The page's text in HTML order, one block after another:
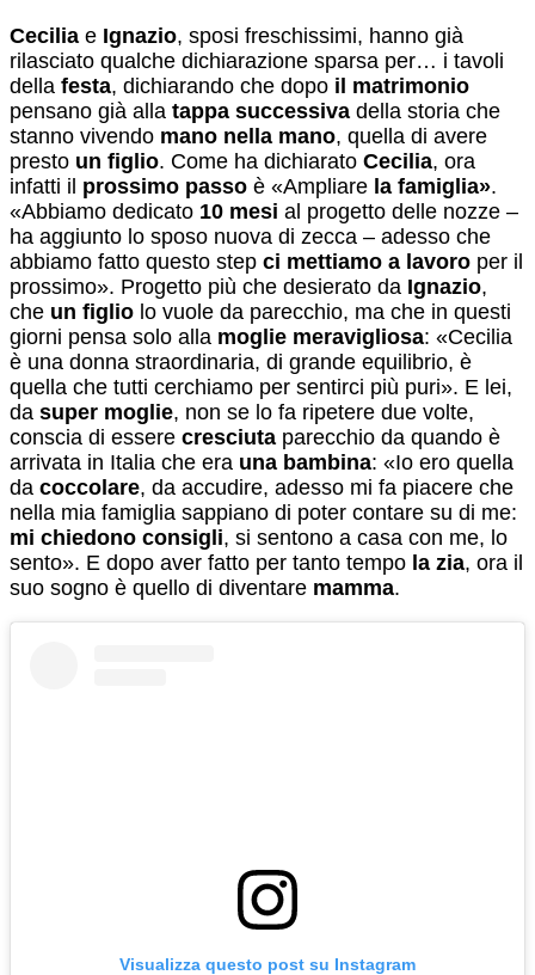
Cecilia e Ignazio, sposi freschissimi, hanno già
rilasciato qualche dichiarazione sparsa per… i tavoli
della festa, dichiarando che dopo il matrimonio
pensano già alla tappa successiva della storia che
stanno vivendo mano nella mano, quella di avere
presto un figlio. Come ha dichiarato Cecilia, ora
infatti il prossimo passo è «Ampliare la famiglia».
«Abbiamo dedicato 10 mesi al progetto delle nozze –
ha aggiunto lo sposo nuova di zecca – adesso che
abbiamo fatto questo step ci mettiamo a lavoro per il
prossimo». Progetto più che desierato da Ignazio,
che un figlio lo vuole da parecchio, ma che in questi
giorni pensa solo alla moglie meravigliosa: «Cecilia
è una donna straordinaria, di grande equilibrio, è
quella che tutti cerchiamo per sentirci più puri». E lei,
da super moglie, non se lo fa ripetere due volte,
conscia di essere cresciuta parecchio da quando è
arrivata in Italia che era una bambina: «Io ero quella
da coccolare, da accudire, adesso mi fa piacere che
nella mia famiglia sappiano di poter contare su di me:
mi chiedono consigli, si sentono a casa con me, lo
sento». E dopo aver fatto per tanto tempo la zia, ora il
suo sogno è quello di diventare mamma.
Visualizza questo post su Instagram